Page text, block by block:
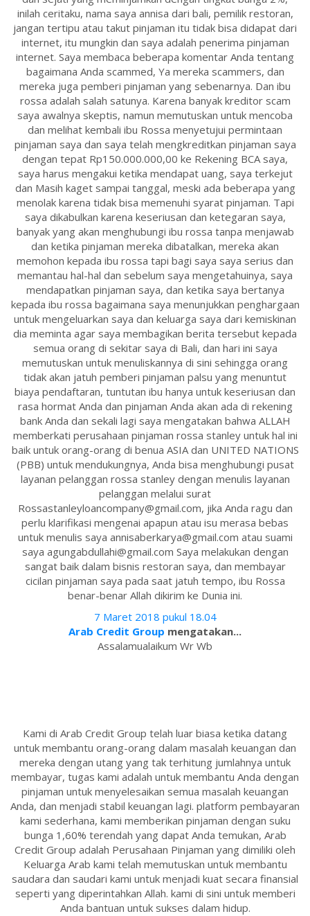
inilah ceritaku, nama saya annisa dari bali, pemilik restoran,
jangan tertipu atau takut pinjaman itu tidak bisa didapat dari
internet, itu mungkin dan saya adalah penerima pinjaman
internet. Saya membaca beberapa komentar Anda tentang
bagaimana Anda scammed, Ya mereka scammers, dan
mereka juga pemberi pinjaman yang sebenarnya. Dan ibu
rossa adalah salah satunya. Karena banyak kreditor scam
saya awalnya skeptis, namun memutuskan untuk mencoba
dan melihat kembali ibu Rossa menyetujui permintaan
pinjaman saya dan saya telah mengkreditkan pinjaman saya
dengan tepat Rp150.000.000,00 ke Rekening BCA saya,
saya harus mengakui ketika mendapat uang, saya terkejut
dan Masih kaget sampai tanggal, meski ada beberapa yang
menolak karena tidak bisa memenuhi syarat pinjaman. Tapi
saya dikabulkan karena keseriusan dan ketegaran saya,
banyak yang akan menghubungi ibu rossa tanpa menjawab
dan ketika pinjaman mereka dibatalkan, mereka akan
memohon kepada ibu rossa tapi bagi saya saya serius dan
memantau hal-hal dan sebelum saya mengetahuinya, saya
mendapatkan pinjaman saya, dan ketika saya bertanya
kepada ibu rossa bagaimana saya menunjukkan penghargaan
untuk mengeluarkan saya dan keluarga saya dari kemiskinan
dia meminta agar saya membagikan berita tersebut kepada
semua orang di sekitar saya di Bali, dan hari ini saya
memutuskan untuk menuliskannya di sini sehingga orang
tidak akan jatuh pemberi pinjaman palsu yang menuntut
biaya pendaftaran, tuntutan ibu hanya untuk keseriusan dan
rasa hormat Anda dan pinjaman Anda akan ada di rekening
bank Anda dan sekali lagi saya mengatakan bahwa ALLAH
memberkati perusahaan pinjaman rossa stanley untuk hal ini
baik untuk orang-orang di benua ASIA dan UNITED NATIONS
(PBB) untuk mendukungnya, Anda bisa menghubungi pusat
layanan pelanggan rossa stanley dengan menulis layanan
pelanggan melalui surat
Rossastanleyloancompany@gmail.com, jika Anda ragu dan
perlu klarifikasi mengenai apapun atau isu merasa bebas
untuk menulis saya annisaberkarya@gmail.com atau suami
saya agungabdullahi@gmail.com Saya melakukan dengan
sangat baik dalam bisnis restoran saya, dan membayar
cicilan pinjaman saya pada saat jatuh tempo, ibu Rossa
benar-benar Allah dikirim ke Dunia ini.
7 Maret 2018 pukul 18.04
Arab Credit Group mengatakan...
Assalamualaikum Wr Wb
Kami di Arab Credit Group telah luar biasa ketika datang
untuk membantu orang-orang dalam masalah keuangan dan
mereka dengan utang yang tak terhitung jumlahnya untuk
membayar, tugas kami adalah untuk membantu Anda dengan
pinjaman untuk menyelesaikan semua masalah keuangan
Anda, dan menjadi stabil keuangan lagi. platform pembayaran
kami sederhana, kami memberikan pinjaman dengan suku
bunga 1,60% terendah yang dapat Anda temukan, Arab
Credit Group adalah Perusahaan Pinjaman yang dimiliki oleh
Keluarga Arab kami telah memutuskan untuk membantu
saudara dan saudari kami untuk menjadi kuat secara finansial
seperti yang diperintahkan Allah. kami di sini untuk memberi
Anda bantuan untuk sukses dalam hidup.